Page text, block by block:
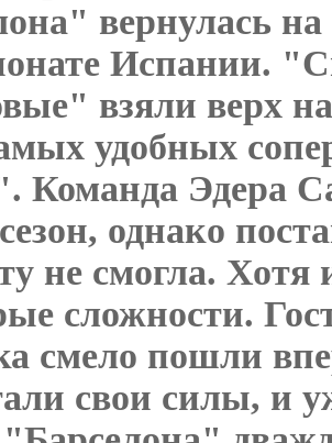
вернулась
Испании.
взяли верх
удобных
Команда Эдера
однако
не смогла. Хотя
сложности.
смело пошли
свои силы, и